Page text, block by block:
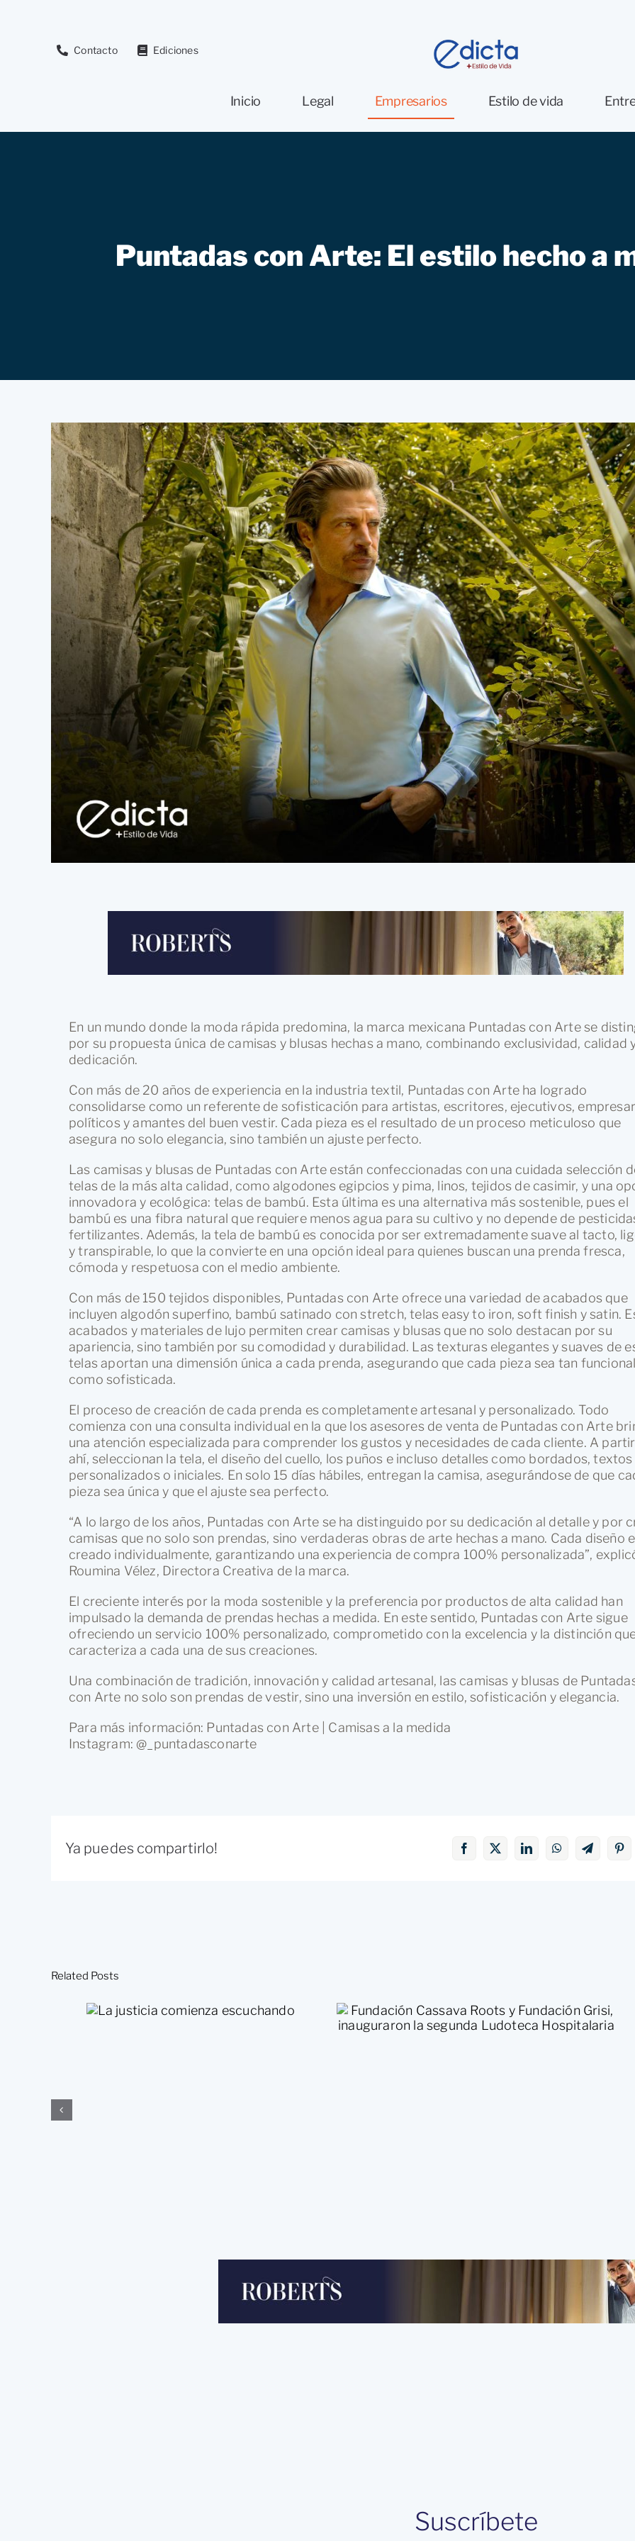
Contacto Ediciones
Inicio Legal Empresarios Estilo de vida
Puntadas con Arte: El estilo hecho a
En un mundo donde la moda rápida predomina, la marca mexicana Puntadas con Arte se
por su propuesta única de camisas y blusas hechas a mano, combinando exclusividad, calidad
dedicación.
Con más de 20 años de experiencia en la industria textil, Puntadas con Arte ha logrado
consolidarse como un referente de sofisticación para artistas, escritores, ejecutivos,
políticos y amantes del buen vestir. Cada pieza es el resultado de un proceso meticuloso que
asegura no solo elegancia, sino también un ajuste perfecto.
Las camisas y blusas de Puntadas con Arte están confeccionadas con una cuidada selección
telas de la más alta calidad, como algodones egipcios y pima, linos, tejidos de casimir, y una
innovadora y ecológica: telas de bambú. Esta última es una alternativa más sostenible, pues el
bambú es una fibra natural que requiere menos agua para su cultivo y no depende de
fertilizantes. Además, la tela de bambú es conocida por ser extremadamente suave al tacto,
y transpirable, lo que la convierte en una opción ideal para quienes buscan una prenda fresca,
cómoda y respetuosa con el medio ambiente.
Con más de 150 tejidos disponibles, Puntadas con Arte ofrece una variedad de acabados que
incluyen algodón superfino, bambú satinado con stretch, telas easy to iron, soft finish y satin.
acabados y materiales de lujo permiten crear camisas y blusas que no solo destacan por su
apariencia, sino también por su comodidad y durabilidad. Las texturas elegantes y suaves de
telas aportan una dimensión única a cada prenda, asegurando que cada pieza sea tan
como sofisticada.
El proceso de creación de cada prenda es completamente artesanal y personalizado. Todo
comienza con una consulta individual en la que los asesores de venta de Puntadas con Arte
una atención especializada para comprender los gustos y necesidades de cada cliente. A
ahí, seleccionan la tela, el diseño del cuello, los puños e incluso detalles como bordados, textos
personalizados o iniciales. En solo 15 días hábiles, entregan la camisa, asegurándose de que
pieza sea única y que el ajuste sea perfecto.
“A lo largo de los años, Puntadas con Arte se ha distinguido por su dedicación al detalle y por
camisas que no solo son prendas, sino verdaderas obras de arte hechas a mano. Cada diseño
creado individualmente, garantizando una experiencia de compra 100% personalizada”,
Roumina Vélez, Directora Creativa de la marca.
El creciente interés por la moda sostenible y la preferencia por productos de alta calidad han
impulsado la demanda de prendas hechas a medida. En este sentido, Puntadas con Arte sigue
ofreciendo un servicio 100% personalizado, comprometido con la excelencia y la distinción
caracteriza a cada una de sus creaciones.
Una combinación de tradición, innovación y calidad artesanal, las camisas y blusas de
con Arte no solo son prendas de vestir, sino una inversión en estilo, sofisticación y elegancia.
Para más información: Puntadas con Arte | Camisas a la medida
Instagram: @_puntadasconarte
Ya puedes compartirlo!
Related Posts
La justicia comienza
Fundación Cassava Roots y
Fundación Grisi, inauguraron la
Suscríbete